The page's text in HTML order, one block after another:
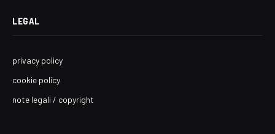
LEGAL
privacy policy
cookie policy
note legali / copyright